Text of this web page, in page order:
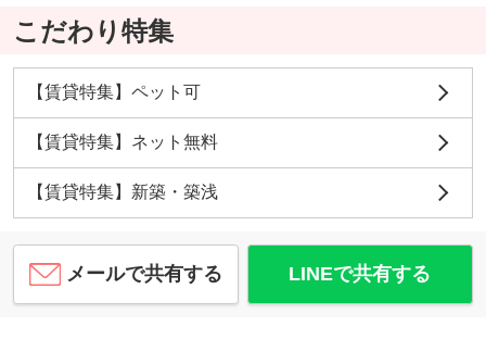
こだわり特集
【賃貸特集】ペット可
【賃貸特集】ネット無料
【賃貸特集】新築・築浅
メールで共有する LINEで共有する